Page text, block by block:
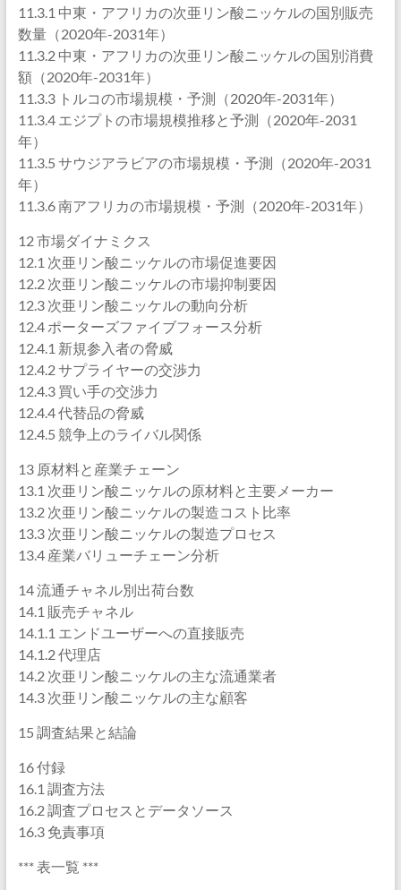
11.3.1 中東・アフリカの次亜リン酸ニッケルの国別販売
数量（2020年-2031年）
11.3.2 中東・アフリカの次亜リン酸ニッケルの国別消費
額（2020年-2031年）
11.3.3 トルコの市場規模・予測（2020年-2031年）
11.3.4 エジプトの市場規模推移と予測（2020年-2031
年）
11.3.5 サウジアラビアの市場規模・予測（2020年-2031
年）
11.3.6 南アフリカの市場規模・予測（2020年-2031年）
12 市場ダイナミクス
12.1 次亜リン酸ニッケルの市場促進要因
12.2 次亜リン酸ニッケルの市場抑制要因
12.3 次亜リン酸ニッケルの動向分析
12.4 ポーターズファイブフォース分析
12.4.1 新規参入者の脅威
12.4.2 サプライヤーの交渉力
12.4.3 買い手の交渉力
12.4.4 代替品の脅威
12.4.5 競争上のライバル関係
13 原材料と産業チェーン
13.1 次亜リン酸ニッケルの原材料と主要メーカー
13.2 次亜リン酸ニッケルの製造コスト比率
13.3 次亜リン酸ニッケルの製造プロセス
13.4 産業バリューチェーン分析
14 流通チャネル別出荷台数
14.1 販売チャネル
14.1.1 エンドユーザーへの直接販売
14.1.2 代理店
14.2 次亜リン酸ニッケルの主な流通業者
14.3 次亜リン酸ニッケルの主な顧客
15 調査結果と結論
16 付録
16.1 調査方法
16.2 調査プロセスとデータソース
16.3 免責事項
*** 表一覧 ***